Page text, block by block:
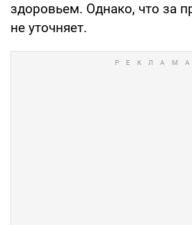
здоровьем. Однако, что за
не уточняет.